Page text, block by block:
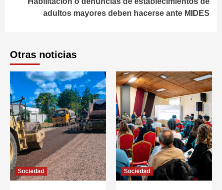
adultos mayores deben hacerse ante MIDES
Otras noticias
Sociedad Sociedad